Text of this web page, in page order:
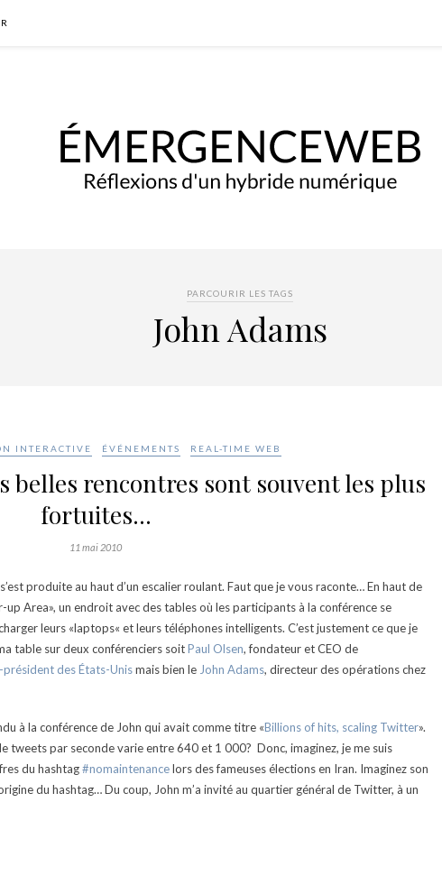
PARCOURIR LES TAGS
John Adams
INTERACTIVE ÉVÉNEMENTS REAL-TIME WEB
belles rencontres sont souvent les plus
fortuites…
11 mai 2010
produite au haut d’un escalier roulant. Faut que je vous raconte… En haut de
up Area», un endroit avec des tables où les participants à la conférence se
leurs «laptops« et leurs téléphones intelligents. C’est justement ce que je
table sur deux conférenciers soitPaul Olsen, fondateur et CEO de
président des États-Unismais bien le John Adams, directeur des opérations chez
à la conférence de John qui avait comme titre «Billions of hits, scaling Twitter».
tweets par seconde varie entre 640 et 1 000? Donc, imaginez, je me suis
du hashtag#nomaintenancelors des fameuses élections en Iran. Imaginez son
du hashtag… Du coup, John m’a invité au quartier général de Twitter, à un